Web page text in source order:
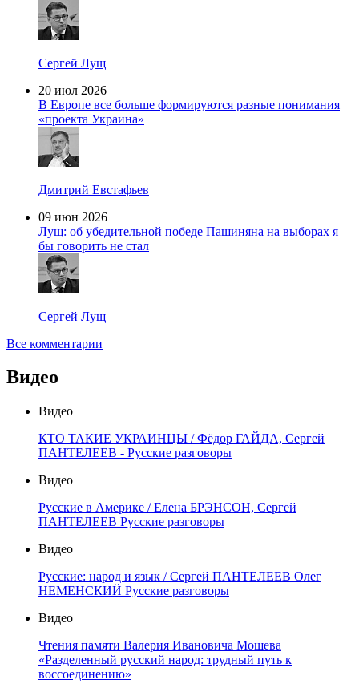
Сергей Лущ
20 июл 2026
В Европе все больше формируются разные понимания
«проекта Украина»
Дмитрий Евстафьев
09 июн 2026
Лущ: об убедительной победе Пашиняна на выборах я
бы говорить не стал
Сергей Лущ
Все комментарии
Видео
Видео
КТО ТАКИЕ УКРАИНЦЫ / Фёдор ГАЙДА, Сергей
ПАНТЕЛЕЕВ - Русские разговоры
Видео
Русские в Америке / Елена БРЭНСОН, Сергей
ПАНТЕЛЕЕВ Русские разговоры
Видео
Русские: народ и язык / Сергей ПАНТЕЛЕЕВ Олег
НЕМЕНСКИЙ Русские разговоры
Видео
Чтения памяти Валерия Ивановича Мошева
«Разделенный русский народ: трудный путь к
воссоединению»